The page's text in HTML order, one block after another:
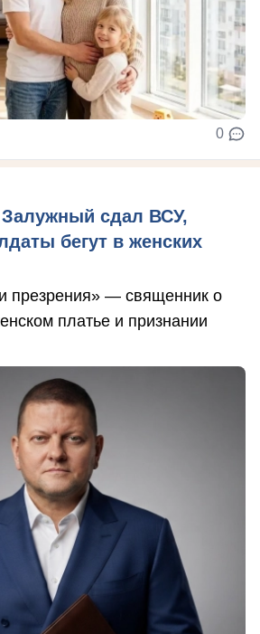
0
сдал ВСУ,
бегут в женских
презрения» — священник о
платье и признании